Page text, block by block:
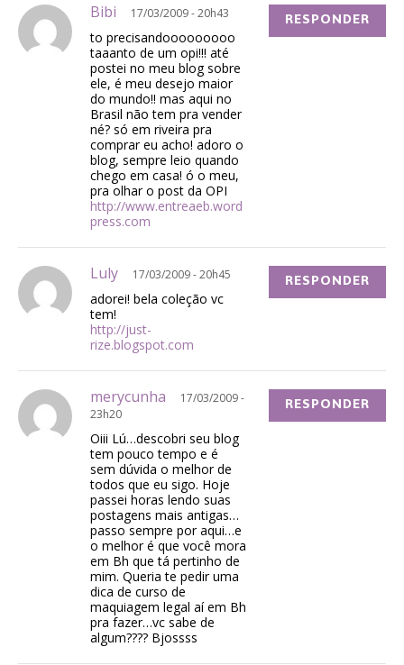
Bibi 17/03/2009 - 20h43
to precisandooooooooo
taaanto de um opi!!! até
postei no meu blog sobre
ele, é meu desejo maior
do mundo!! mas aqui no
Brasil não tem pra vender
né? só em riveira pra
comprar eu acho! adoro o
blog, sempre leio quando
chego em casa! ó o meu,
pra olhar o post da OPI
http://www.entreaeb.word
press.com
RESPONDER
Luly 17/03/2009 - 20h45
adorei! bela coleção vc
tem!
http://just-
rize.blogspot.com
RESPONDER
merycunha
17/03/2009 -
23h20
Oiii Lú…descobri seu blog
tem pouco tempo e é
sem dúvida o melhor de
todos que eu sigo. Hoje
passei horas lendo suas
postagens mais antigas…
passo sempre por aqui…e
o melhor é que você mora
em Bh que tá pertinho de
mim. Queria te pedir uma
dica de curso de
maquiagem legal aí em Bh
pra fazer…vc sabe de
algum???? Bjossss
RESPONDER